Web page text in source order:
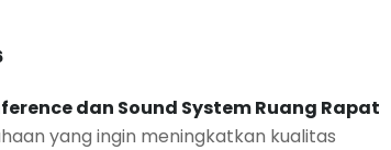
dan Sound System Ruang Rapat
yang ingin meningkatkan kualitas